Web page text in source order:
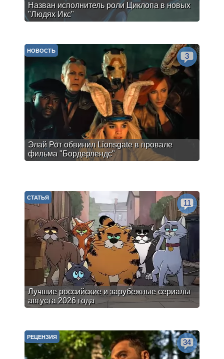
Назван исполнитель роли Циклопа в новых
"Людях Икс"
Элай Рот обвинил Lionsgate в провале
фильма "Бордерлендс"
НОВОСТЬ
3
Лучшие российские и зарубежные сериалы
августа 2026 года
СТАТЬЯ
11
РЕЦЕНЗИЯ
34